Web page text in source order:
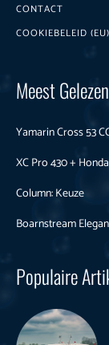
CONTACT
COOKIEBELEID (EU)
Meest Gelezen
Yamarin Cross 53
XC Pro 430 +
Column: Keuze
Boarnstream
Populaire